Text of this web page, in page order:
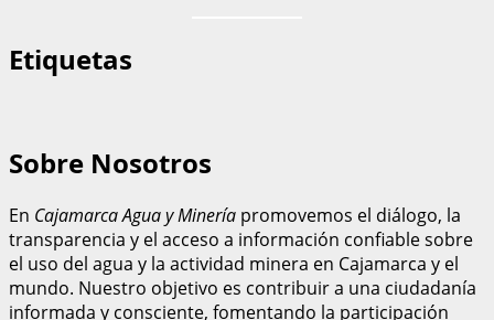
Etiquetas
Sobre Nosotros
En Cajamarca Agua y Minería promovemos el diálogo, la
transparencia y el acceso a información confiable sobre
el uso del agua y la actividad minera en Cajamarca y el
mundo. Nuestro objetivo es contribuir a una ciudadanía
informada y consciente, fomentando la participación